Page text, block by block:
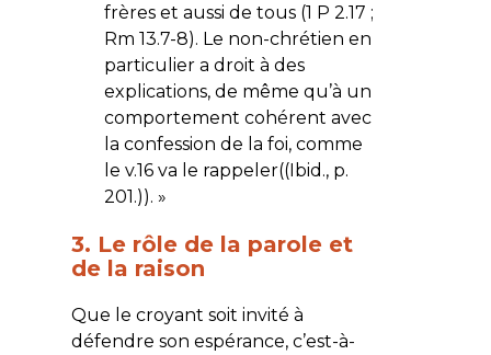
frères et aussi de tous (1 P 2.17 ;
Rm 13.7-8). Le non-chrétien en
particulier a droit à des
explications, de même qu’à un
comportement cohérent avec
la confession de la foi, comme
le v.16 va le rappeler((Ibid., p.
201.)). »
3. Le rôle de la parole et
de la raison
Que le croyant soit invité à
défendre son espérance, c’est-à-